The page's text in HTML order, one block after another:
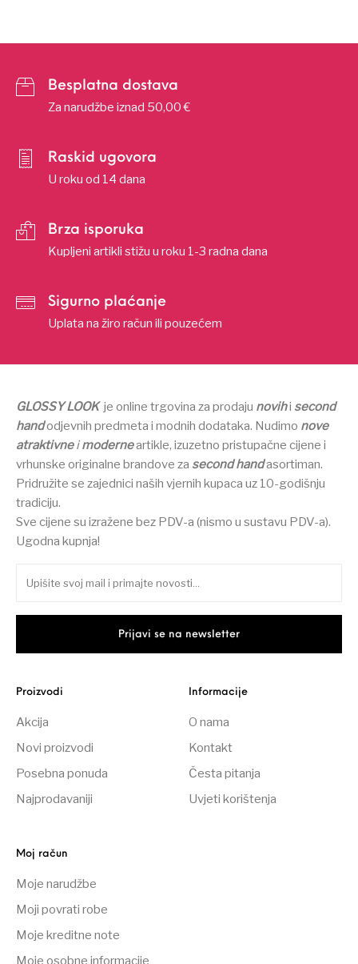
Besplatna dostava
Za narudžbe iznad 50,00 €
Raskid ugovora
U roku od 14 dana
Brza isporuka
Kupljeni artikli stižu u roku 1-3 radna dana
Sigurno plaćanje
Uplata na žiro račun ili pouzećem
GLOSSY LOOK je online trgovina za prodaju novihi second
handodjevnih predmeta i modnih dodataka. Nudimo nove
atraktivneimoderneartikle, izuzetno pristupačne cijene i
vrhunske originalne brandove za second handasortiman.
Pridružite se zajednici naših vjernih kupaca uz 10-godišnju
tradiciju.
Sve cijene su izražene bez PDV-a (nismo u sustavu PDV-a).
Ugodna kupnja!
Proizvodi
Akcija
Novi proizvodi
Posebna ponuda
Najprodavaniji
Informacije
O nama
Kontakt
Česta pitanja
Uvjeti korištenja
Moj račun
Moje narudžbe
Moji povrati robe
Moje kreditne note
Moje osobne informacije